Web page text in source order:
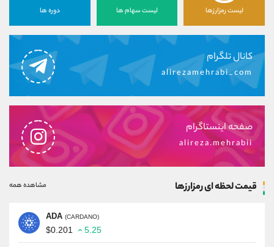
لیست رمزارزها لیست سهام ها دوره ها
کانال تلگرام
alirezamehrabi_com
صفحه اینستاگرام
alireza.mehrabii
قیمت لحظه ای رمزارزها مشاهده همه
ADA (CARDANO)
$0.201 5.25